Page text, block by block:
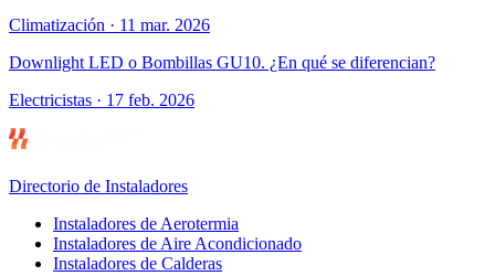
Climatización · 11 mar. 2026
Downlight LED o Bombillas GU10. ¿En qué se diferencian?
Electricistas · 17 feb. 2026
Directorio de Instaladores
Instaladores de Aerotermia
Instaladores de Aire Acondicionado
Instaladores de Calderas